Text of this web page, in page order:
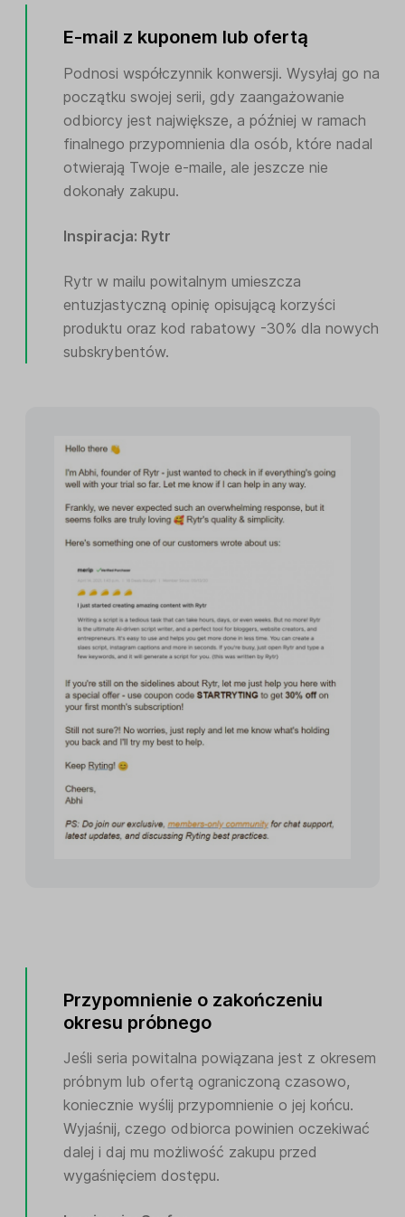
E-mail z kuponem lub ofertą
Podnosi współczynnik konwersji. Wysyłaj go na
początku swojej serii, gdy zaangażowanie
odbiorcy jest największe, a później w ramach
finalnego przypomnienia dla osób, które nadal
otwierają Twoje e-maile, ale jeszcze nie
dokonały zakupu.
Inspiracja: Rytr
Rytr w mailu powitalnym umieszcza
entuzjastyczną opinię opisującą korzyści
produktu oraz kod rabatowy -30% dla nowych
subskrybentów.
Przypomnienie o zakończeniu
okresu próbnego
Jeśli seria powitalna powiązana jest z okresem
próbnym lub ofertą ograniczoną czasowo,
koniecznie wyślij przypomnienie o jej końcu.
Wyjaśnij, czego odbiorca powinien oczekiwać
dalej i daj mu możliwość zakupu przed
wygaśnięciem dostępu.